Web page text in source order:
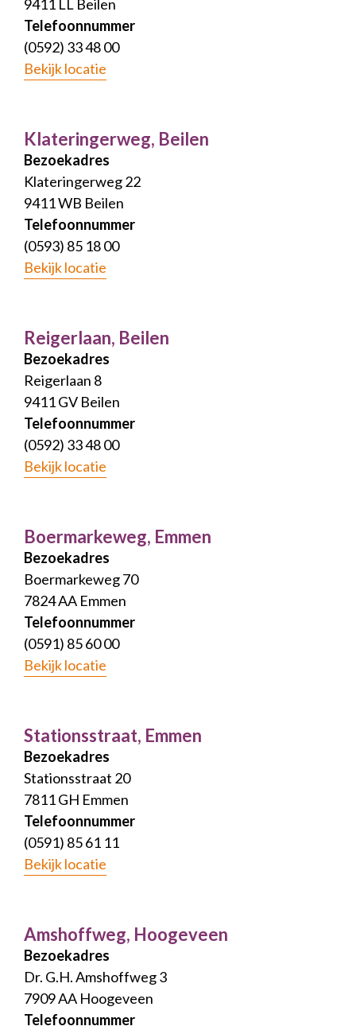
9411 LL Beilen
Telefoonnummer
(0592) 33 48 00
Bekijk locatie
Klateringerweg, Beilen
Bezoekadres
Klateringerweg 22
9411 WB Beilen
Telefoonnummer
(0593) 85 18 00
Bekijk locatie
Reigerlaan, Beilen
Bezoekadres
Reigerlaan 8
9411 GV Beilen
Telefoonnummer
(0592) 33 48 00
Bekijk locatie
Boermarkeweg, Emmen
Bezoekadres
Boermarkeweg 70
7824 AA Emmen
Telefoonnummer
(0591) 85 60 00
Bekijk locatie
Stationsstraat, Emmen
Bezoekadres
Stationsstraat 20
7811 GH Emmen
Telefoonnummer
(0591) 85 61 11
Bekijk locatie
Amshoffweg, Hoogeveen
Bezoekadres
Dr. G.H. Amshoffweg 3
7909 AA Hoogeveen
Telefoonnummer